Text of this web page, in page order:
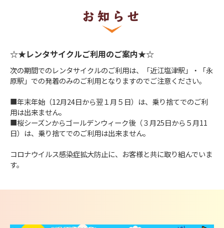
お知らせ
☆★レンタサイクルご利用のご案内★☆
次の期間でのレンタサイクルのご利用は、「近江塩津駅」・「永
原駅」での発着のみのご利用となりますのでご注意ください。
■年末年始（12月24日から翌１月５日）は、乗り捨てでのご利
用は出来ません。
■桜シーズンからゴールデンウィーク後（３月25日から５月11
日）は、乗り捨てでのご利用は出来ません。
コロナウイルス感染症拡大防止に、お客様と共に取り組んでいま
す。